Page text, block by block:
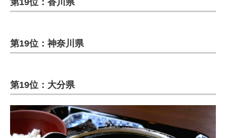
第19位：香川県
第19位：神奈川県
第19位：大分県